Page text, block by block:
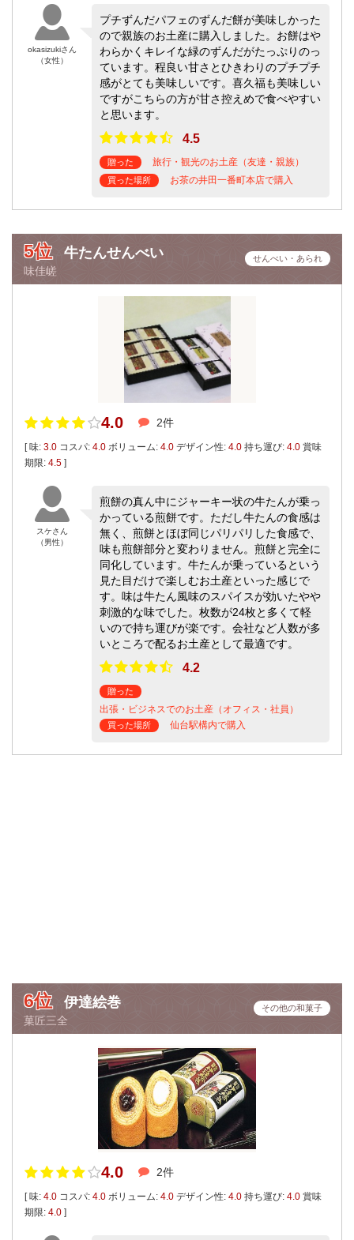
okasizukiさん
（女性）
プチずんだパフェのずんだ餅が美味しかった
ので親族のお土産に購入しました。お餅はや
わらかくキレイな緑のずんだがたっぷりのっ
ています。程良い甘さとひきわりのプチプチ
感がとても美味しいです。喜久福も美味しい
ですがこちらの方が甘さ控えめで食べやすい
と思います。
4.5
贈った 旅行・観光のお土産（友達・親族）
買った場所 お茶の井田一番町本店で購入
5位 牛たんせんべい
味佳嵯
せんべい・あられ
4.0 2件
[ 味: 3.0 コスパ: 4.0 ボリューム: 4.0 デザイン性: 4.0 持ち運び: 4.0 賞味
期限: 4.5 ]
スケさん
（男性）
煎餅の真ん中にジャーキー状の牛たんが乗っ
かっている煎餅です。ただし牛たんの食感は
無く、煎餅とほぼ同じパリパリした食感で、
味も煎餅部分と変わりません。煎餅と完全に
同化しています。牛たんが乗っているという
見た目だけで楽しむお土産といった感じで
す。味は牛たん風味のスパイスが効いたやや
刺激的な味でした。枚数が24枚と多くて軽
いので持ち運びが楽です。会社など人数が多
いところで配るお土産として最適です。
4.2
贈った
出張・ビジネスでのお土産（オフィス・社員）
買った場所 仙台駅構内で購入
6位 伊達絵巻
菓匠三全
その他の和菓子
4.0 2件
[ 味: 4.0 コスパ: 4.0 ボリューム: 4.0 デザイン性: 4.0 持ち運び: 4.0 賞味
期限: 4.0 ]